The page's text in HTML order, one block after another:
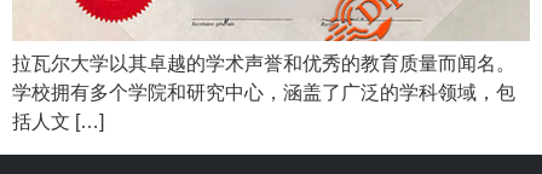
拉瓦尔大学以其卓越的学术声誉和优秀的教育质量而闻名。
学校拥有多个学院和研究中心，涵盖了广泛的学科领域，包
括人文 […]